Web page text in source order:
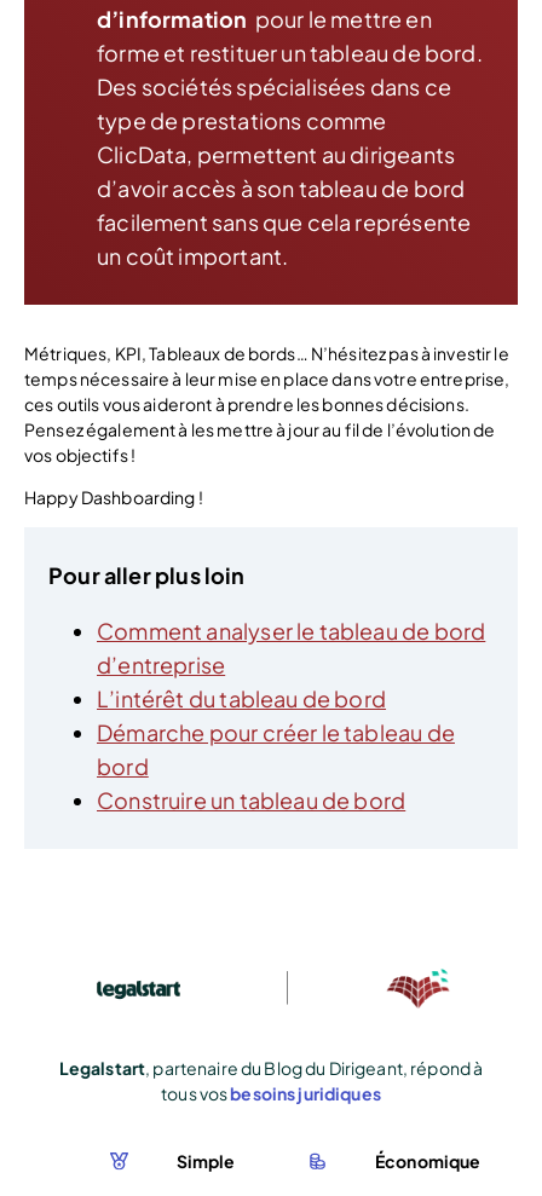
d’information pour le mettre en
forme et restituer un tableau de bord.
Des sociétés spécialisées dans ce
type de prestations comme
ClicData, permettent au dirigeants
d’avoir accès à son tableau de bord
facilement sans que cela représente
un coût important.
Métriques, KPI, Tableaux de bords… N’hésitez pas à investir le
temps nécessaire à leur mise en place dans votre entreprise,
ces outils vous aideront à prendre les bonnes décisions.
Pensez également à les mettre à jour au fil de l’évolution de
vos objectifs !
Happy Dashboarding !
Pour aller plus loin
Comment analyser le tableau de bord
d’entreprise
L’intérêt du tableau de bord
Démarche pour créer le tableau de
bord
Construire un tableau de bord
Legalstart, partenaire du Blog du Dirigeant, répond à
tous vosbesoins juridiques
Simple Économique